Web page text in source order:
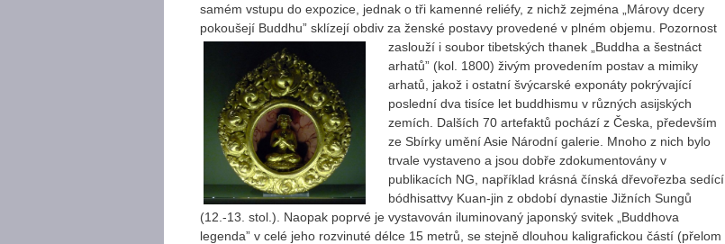
samém vstupu do expozice, jednak o tři kamenné reliéfy, z nichž zejména „Márovy dcery
pokoušejí Buddhu” sklízejí obdiv za ženské postavy provedené v plném objemu. Pozornost
zaslouží i soubor tibetských thanek „Buddha a šestnáct
arhatů” (kol. 1800) živým provedením postav a mimiky
arhatů, jakož i ostatní švýcarské exponáty pokrývající
poslední dva tisíce let buddhismu v různých asijských
zemích. Dalších 70 artefaktů pochází z Česka, především
ze Sbírky umění Asie Národní galerie. Mnoho z nich bylo
trvale vystaveno a jsou dobře zdokumentovány v
publikacích NG, například krásná čínská dřevořezba sedící
bódhisattvy Kuan-jin z období dynastie Jižních Sungů
(12.-13. stol.). Naopak poprvé je vystavován iluminovaný japonský svitek „Buddhova
legenda” v celé jeho rozvinuté délce 15 metrů, se stejně dlouhou kaligrafickou částí (přelom